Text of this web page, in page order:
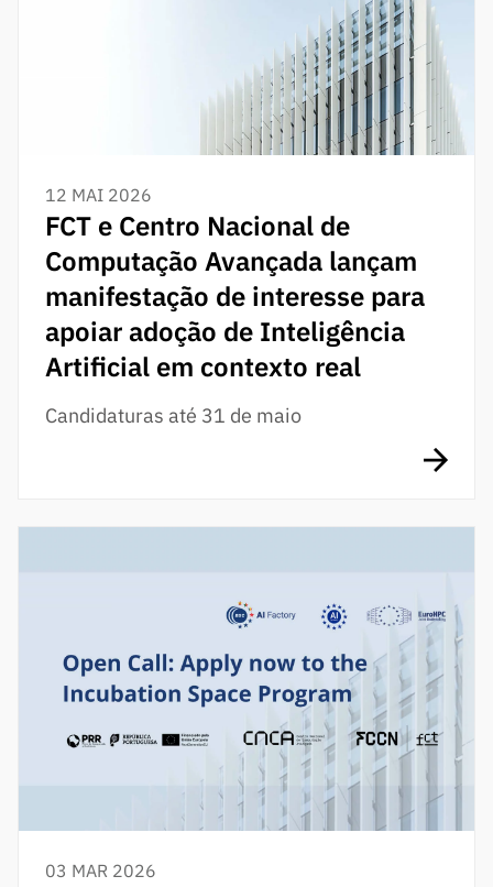
12 MAI 2026
FCT e Centro Nacional de
Computação Avançada lançam
manifestação de interesse para
apoiar adoção de Inteligência
Artificial em contexto real
Candidaturas até 31 de maio
03 MAR 2026